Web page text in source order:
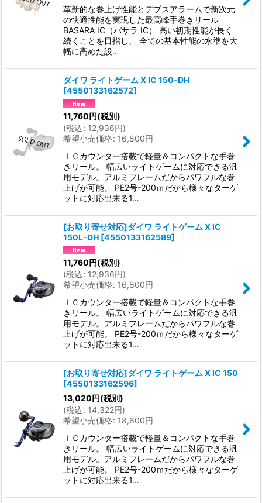
革新的な巻上げ性能とデプスアラームで新次元
の快適性能を実現した最高峰手巻きリール
BASARA IC（バサラ IC） 高い初期性能が長く
続くことを目指し、 全ての基本性能の水準を大
幅に高めた設…
ダイワ ライトゲーム X IC 150-DH
[4550133162572]
11,760円(税別)
(税込: 12,936円)
希望小売価格: 16,800円
ＩＣカウンター搭載で軽量＆コンパクトな手巻
きリール。 幅広いライトゲームに対応できる汎
用モデル。アルミフレームだからパワフルな巻
上げが可能。 PE2号-200ｍだから様々なターゲ
ットに対応出来る1…
[お取り寄せ対応]ダイワ ライトゲーム X IC
150L-DH [4550133162589]
11,760円(税別)
(税込: 12,936円)
希望小売価格: 16,800円
ＩＣカウンター搭載で軽量＆コンパクトな手巻
きリール。 幅広いライトゲームに対応できる汎
用モデル。アルミフレームだからパワフルな巻
上げが可能。 PE2号-200ｍだから様々なターゲ
ットに対応出来る1…
[お取り寄せ対応]ダイワ ライトゲーム X IC 150
[4550133162596]
13,020円(税別)
(税込: 14,322円)
希望小売価格: 18,600円
ＩＣカウンター搭載で軽量＆コンパクトな手巻
きリール。 幅広いライトゲームに対応できる汎
用モデル。アルミフレームだからパワフルな巻
上げが可能。 PE2号-200ｍだから様々なターゲ
ットに対応出来る1…